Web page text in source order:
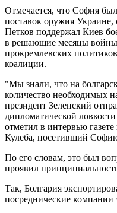
Отмечается, что София
поставок оружия
Петков поддержал Киев
в решающие месяцы
прокремлевских
коалиции.
"Мы знали, что на
количество необходимых
президент Зеленский
дипломатической
отметил в интервью
Кулеба, посетивший
По его словам, это был
проявил
Так, Болгария
посреднические компании